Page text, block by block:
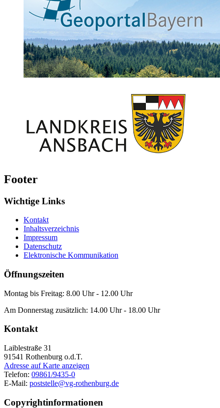
Footer
Wichtige Links
Kontakt
Inhaltsverzeichnis
Impressum
Datenschutz
Elektronische Kommunikation
Öffnungszeiten
Montag bis Freitag: 8.00 Uhr - 12.00 Uhr
Am Donnerstag zusätzlich: 14.00 Uhr - 18.00 Uhr
Kontakt
Laiblestraße 31
91541 Rothenburg o.d.T.
Adresse auf Karte anzeigen
Telefon: 09861/9435-0
E-Mail: poststelle@vg-rothenburg.de
Copyrightinformationen